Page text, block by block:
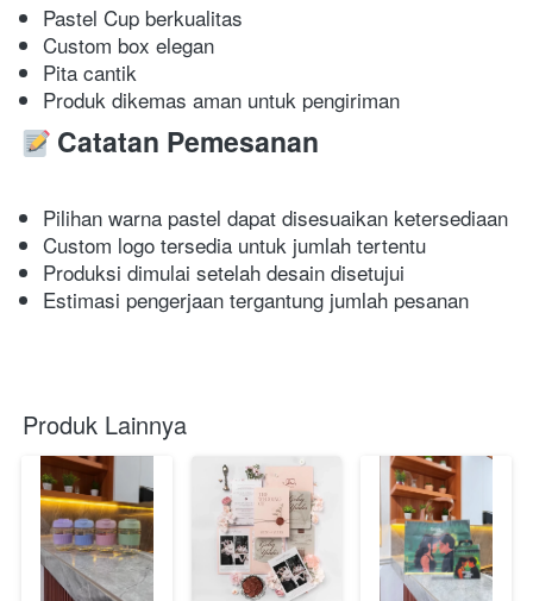
Pastel Cup berkualitas
Custom box elegan
Pita cantik
Produk dikemas aman untuk pengiriman
Catatan Pemesanan
Custom logo tersedia untuk jumlah tertentu
Produksi dimulai setelah desain disetujui
Estimasi pengerjaan tergantung jumlah pesanan
Produk Lainnya